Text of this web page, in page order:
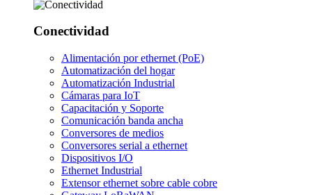
Conectividad
Alimentación por ethernet (PoE)
Automatización del hogar
Automatización Industrial
Cámaras para IoT
Capacitación y Soporte
Comunicación banda ancha
Conversores de medios
Conversores serial a ethernet
Dispositivos I/O
Ethernet Industrial
Extensor ethernet sobre cable cobre